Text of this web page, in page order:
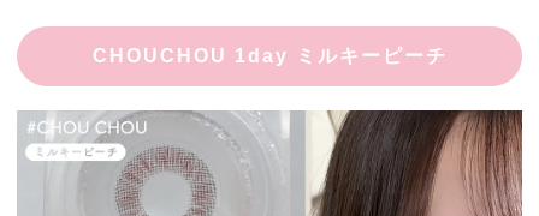
CHOUCHOU 1day ミルキーピーチ